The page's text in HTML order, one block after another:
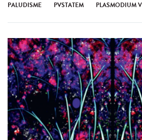
PALUDISME PVSTATEM PLASMODIUM